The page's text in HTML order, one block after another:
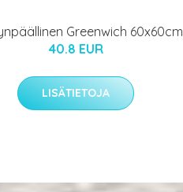
Greenwich 60x60cm
40.8 EUR
LISÄTIETOJA